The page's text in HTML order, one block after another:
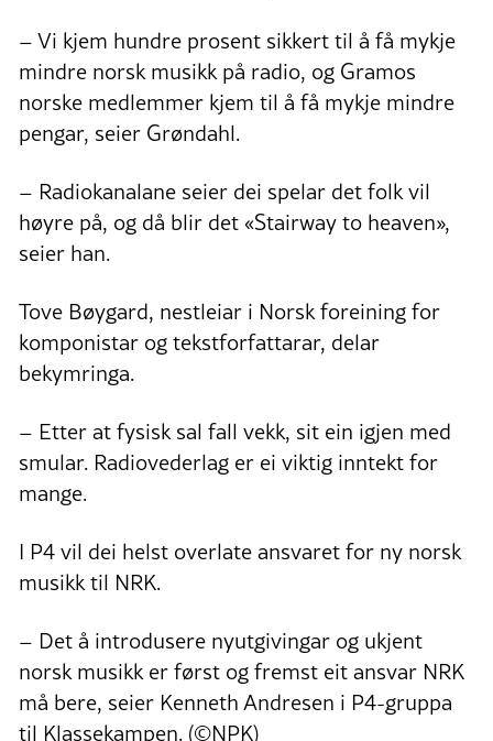
– Vi kjem hundre prosent sikkert til å få mykje
mindre norsk musikk på radio, og Gramos
norske medlemmer kjem til å få mykje mindre
pengar, seier Grøndahl.
– Radiokanalane seier dei spelar det folk vil
høyre på, og då blir det «Stairway to heaven»,
seier han.
Tove Bøygard, nestleiar i Norsk foreining for
komponistar og tekstforfattarar, delar
bekymringa.
– Etter at fysisk sal fall vekk, sit ein igjen med
smular. Radiovederlag er ei viktig inntekt for
mange.
I P4 vil dei helst overlate ansvaret for ny norsk
musikk til NRK.
– Det å introdusere nyutgivingar og ukjent
norsk musikk er først og fremst eit ansvar NRK
må bere, seier Kenneth Andresen i P4-gruppa
til Klassekampen. (©NPK)